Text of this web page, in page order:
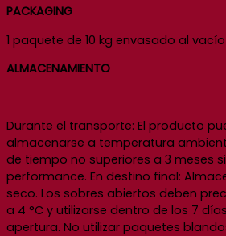
PACKAGING
1 paquete de 10 kg envasado al
ALMACENAMIENTO
Durante el transporte: El producto
almacenarse a temperatura
de tiempo no superiores a 3 meses
performance. En destino final:
seco. Los sobres abiertos deben
a 4 °C y utilizarse dentro de los 7
apertura. No utilizar paquetes